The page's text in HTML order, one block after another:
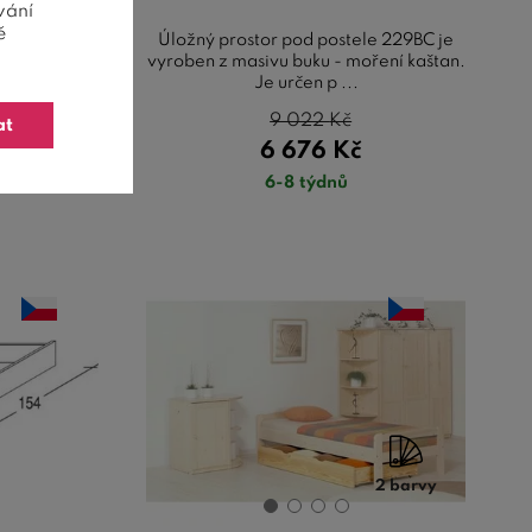
229BC je
určen pro
Úložný prostor pod postele 229BC je
vyroben z masivu buku - moření kaštan.
Je určen p ...
6 676 Kč
9 022Kč
6-8 týdnů
2 barvy